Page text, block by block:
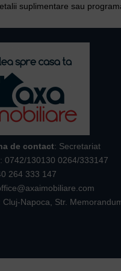
suplimentare sau
de contact: Secretariat
: 0742/130130 0264/333147
264 333 147
Cluj-Napoca, Str.